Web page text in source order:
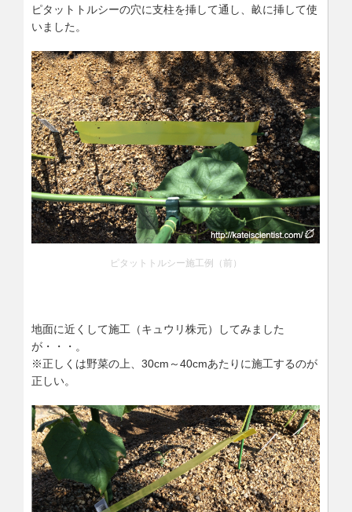
ピタットトルシーの穴に支柱を挿して通し、畝に挿して使
いました。
ピタットトルシー施工例（前）
地面に近くして施工（キュウリ株元）してみました
が・・・。
※正しくは野菜の上、30cm～40cmあたりに施工するのが
正しい。